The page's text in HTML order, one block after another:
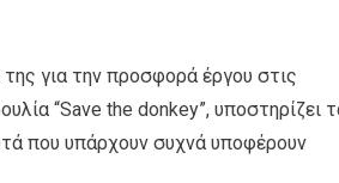
για την προσφορά έργου στις
“Save the donkey”, υποστηρίζει
που υπάρχουν συχνά υποφέρουν